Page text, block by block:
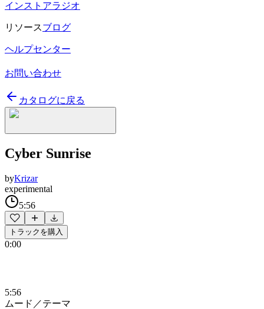
インストアラジオ
リソースブログ
ヘルプセンター
お問い合わせ
カタログに戻る
Cyber Sunrise
byKrizar
experimental
5:56
トラックを購入
0:00
5:56
ムード／テーマ